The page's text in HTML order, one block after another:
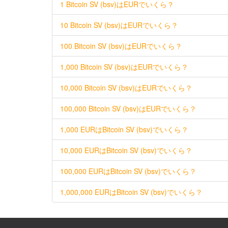
1 Bitcoin SV (bsv)はEURでいくら？
10 Bitcoin SV (bsv)はEURでいくら？
100 Bitcoin SV (bsv)はEURでいくら？
1,000 Bitcoin SV (bsv)はEURでいくら？
10,000 Bitcoin SV (bsv)はEURでいくら？
100,000 Bitcoin SV (bsv)はEURでいくら？
1,000 EURはBitcoin SV (bsv)でいくら？
10,000 EURはBitcoin SV (bsv)でいくら？
100,000 EURはBitcoin SV (bsv)でいくら？
1,000,000 EURはBitcoin SV (bsv)でいくら？